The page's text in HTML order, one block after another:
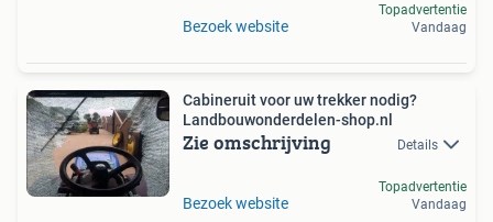
Bezoek website
Topadvertentie
Vandaag
Cabineruit voor uw trekker nodig?
Landbouwonderdelen-shop.nl
Zie omschrijving Details
Bezoek website
Topadvertentie
Vandaag